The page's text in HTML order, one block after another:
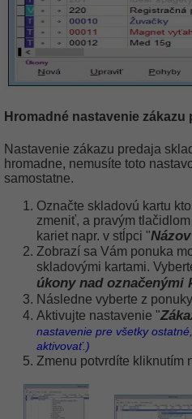
Hromadné nastavenie
Nastavenie zákazu predaja
hromadne, nemusíte toto
samostatne.
Označte skladovú kartu
zmeniť, a pravým
kariet napr. v stĺpci "
Zobrazí sa Vám ponuka
skladovými kartami.
úkony nad označenými
Následne vyberte z ponuky
Aktivujte nastavenie "
nastavenie pre všetky
aktivovať.)
Zmenu potvrdíte kliknutím